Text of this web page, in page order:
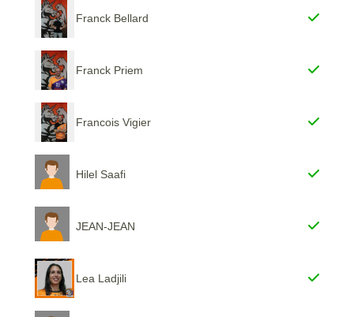
Franck Bellard
Franck Priem
Francois Vigier
Hilel Saafi
JEAN-JEAN
Lea Ladjili